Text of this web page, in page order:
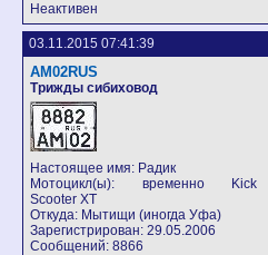
Неактивен
03.11.2015 07:41:39
AM02RUS
Трижды сибиховод
Настоящее имя: Радик
Мотоцикл(ы): временно Kick
Scooter XT
Откуда: Мытищи (иногда Уфа)
Зарегистрирован: 29.05.2006
Сообщений: 8866